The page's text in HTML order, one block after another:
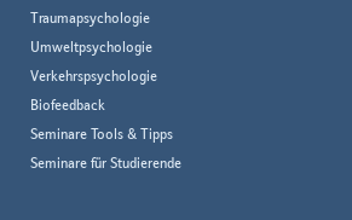
Traumapsychologie
Umweltpsychologie
Verkehrspsychologie
Biofeedback
Seminare Tools & Tipps
Seminare für Studierende